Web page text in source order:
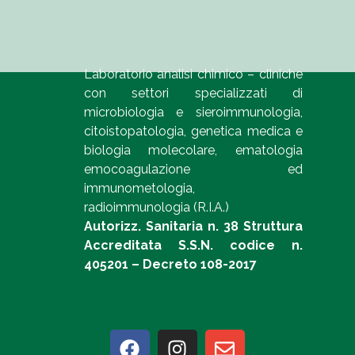
Laboratorio analisi chimico – cliniche
con settori specializzati di
microbiologia e sieroimmunologia,
citoistopatologia, genetica medica e
biologia molecolare, ematologia
emocoagulazione ed
immunometologia,
radioimmunologia (R.I.A.)
Autorizz. Sanitaria n. 38 Struttura
Accreditata S.S.N. codice n.
405201 – Decreto 108-2017